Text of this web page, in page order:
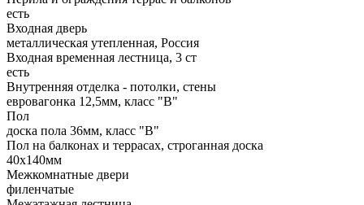
есть
Входная дверь
металлическая утепленная, Россия
Входная временная лестница, 3 ст
есть
Внутренняя отделка - потолки, стены
евровагонка 12,5мм, класс "В"
Пол
доска пола 36мм, класс "B"
Пол на балконах и террасах, строганная доска
40x140мм
Межкомнатные двери
филенчатые